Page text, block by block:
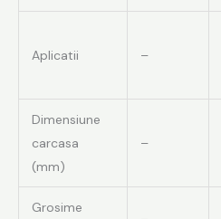
Aplicatii –
Dimensiune
carcasa
(mm)
–
Grosime